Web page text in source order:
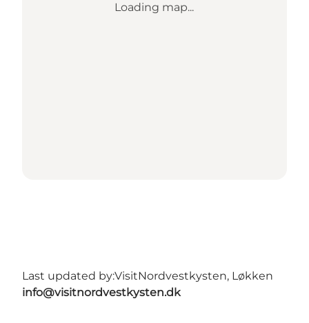
Loading map...
Last updated by:VisitNordvestkysten, Løkken
info@visitnordvestkysten.dk